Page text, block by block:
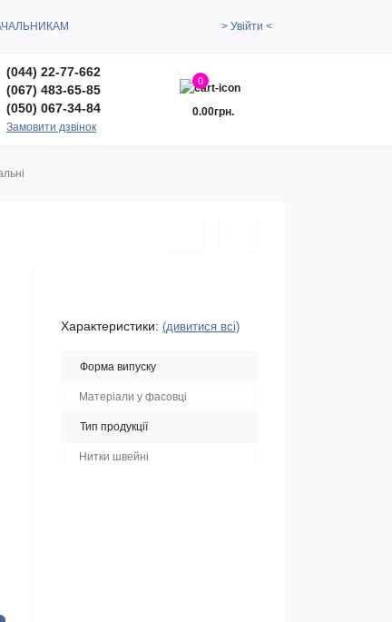
> Увійти <
(044) 22-77-662
(067) 483-65-85
(050) 067-34-84
Замовити дзвінок
0
0.00грн.
Характеристики: (дивитися всі)
Форма випуску
Матеріали у фасовці
Тип продукції
Нитки швейні